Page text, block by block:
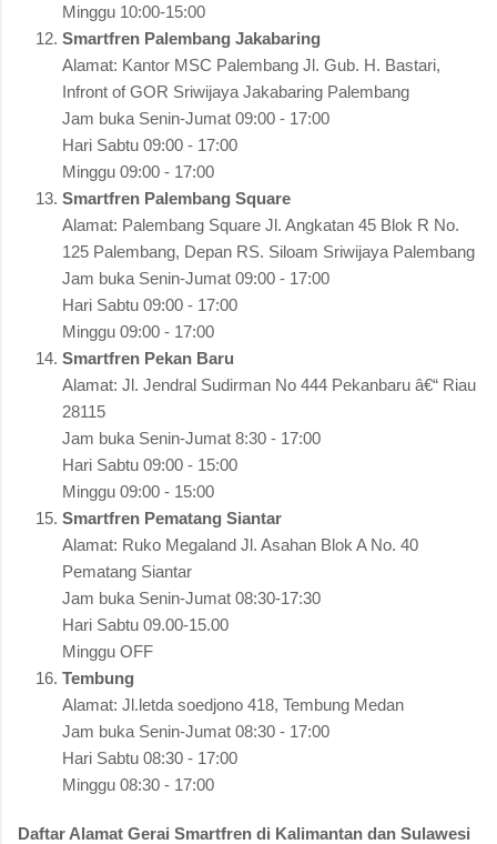
Minggu 10:00-15:00
Smartfren Palembang Jakabaring
Alamat: Kantor MSC Palembang Jl. Gub. H. Bastari,
Infront of GOR Sriwijaya Jakabaring Palembang
Jam buka Senin-Jumat 09:00 - 17:00
Hari Sabtu 09:00 - 17:00
Minggu 09:00 - 17:00
Smartfren Palembang Square
Alamat: Palembang Square Jl. Angkatan 45 Blok R No.
125 Palembang, Depan RS. Siloam Sriwijaya Palembang
Jam buka Senin-Jumat 09:00 - 17:00
Hari Sabtu 09:00 - 17:00
Minggu 09:00 - 17:00
Smartfren Pekan Baru
Alamat: Jl. Jendral Sudirman No 444 Pekanbaru â€“ Riau
28115
Jam buka Senin-Jumat 8:30 - 17:00
Hari Sabtu 09:00 - 15:00
Minggu 09:00 - 15:00
Smartfren Pematang Siantar
Alamat: Ruko Megaland Jl. Asahan Blok A No. 40
Pematang Siantar
Jam buka Senin-Jumat 08:30-17:30
Hari Sabtu 09.00-15.00
Minggu OFF
Tembung
Alamat: Jl.letda soedjono 418, Tembung Medan
Jam buka Senin-Jumat 08:30 - 17:00
Hari Sabtu 08:30 - 17:00
Minggu 08:30 - 17:00
Daftar Alamat Gerai Smartfren di Kalimantan dan Sulawesi